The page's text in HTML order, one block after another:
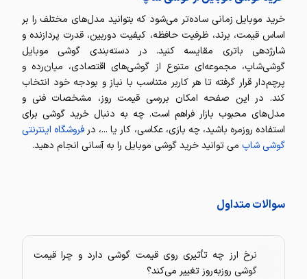
خرید موبایل زمانی ساده‌تر می‌شود که بتوانید مدل‌های مختلف را بر
اساس قیمت، برند، ظرفیت حافظه، کیفیت دوربین، قدرت پردازنده و
شارژدهی باتری مقایسه کنید. در دسته‌بندی گوشی موبایل
گوشی‌شاپ، مجموعه‌ای متنوع از گوشی‌های اقتصادی، میان‌رده و
پرچم‌دار قرار گرفته تا هر کاربر متناسب با نیاز و بودجه خود انتخاب
کند. در این صفحه امکان بررسی قیمت روز، مشخصات فنی و
مدل‌های محبوب بازار فراهم است. چه به دنبال خرید گوشی برای
استفاده روزمره باشید، چه بازی، عکاسی، کار یا ...، در فروشگاه اینترنتی
گوشی شاپ می توانید خرید گوشی موبایل را به آسانی انجام دهید.
سوالات متداول
نرخ ارز چه تأثیری روی قیمت گوشی دارد و چرا قیمت
گوشی روزبه‌روز تغییر می‌کند؟